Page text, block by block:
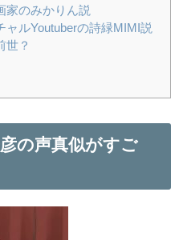
家のみかりん説
ルYoutuberの詩緑MIMI説
世？
の声真似がすご